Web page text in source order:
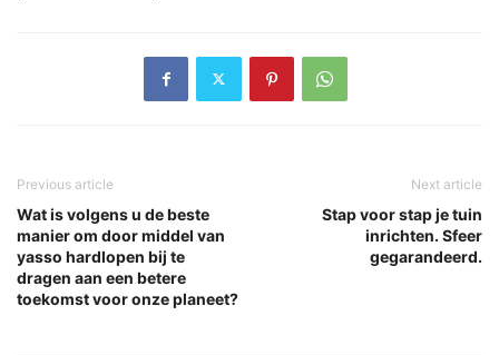
Previous article
Wat is volgens u de beste
manier om door middel van
yasso hardlopen bij te
dragen aan een betere
toekomst voor onze planeet?
Next article
Stap voor stap je tuin
inrichten. Sfeer
gegarandeerd.